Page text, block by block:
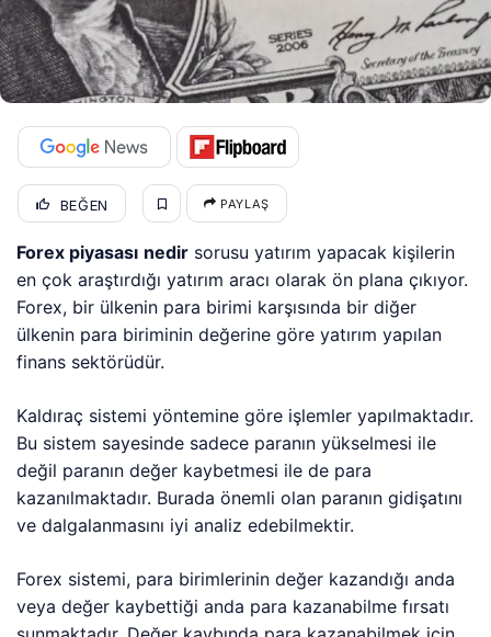
BEĞEN PAYLAŞ
Forex piyasası nedir sorusu yatırım yapacak kişilerin
en çok araştırdığı yatırım aracı olarak ön plana çıkıyor.
Forex, bir ülkenin para birimi karşısında bir diğer
ülkenin para biriminin değerine göre yatırım yapılan
finans sektörüdür.
Kaldıraç sistemi yöntemine göre işlemler yapılmaktadır.
Bu sistem sayesinde sadece paranın yükselmesi ile
değil paranın değer kaybetmesi ile de para
kazanılmaktadır. Burada önemli olan paranın gidişatını
ve dalgalanmasını iyi analiz edebilmektir.
Forex sistemi, para birimlerinin değer kazandığı anda
veya değer kaybettiği anda para kazanabilme fırsatı